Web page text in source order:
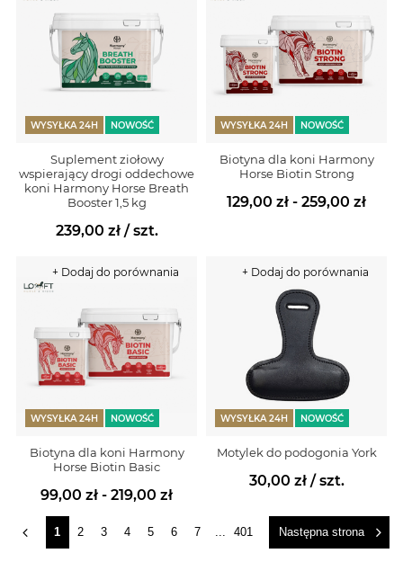
WYSYŁKA 24H NOWOŚĆ
Suplement ziołowy
wspierający drogi oddechowe
koni Harmony Horse Breath
Booster 1,5 kg
239,00 zł/ szt.
WYSYŁKA 24H NOWOŚĆ
Biotyna dla koni Harmony
Horse Biotin Strong
129,00 zł - 259,00 zł
WYSYŁKA 24H NOWOŚĆ
Biotyna dla koni Harmony
Horse Biotin Basic
99,00 zł - 219,00 zł
+ Dodaj do porównania
WYSYŁKA 24H NOWOŚĆ
Motylek do podogonia York
30,00 zł/ szt.
+ Dodaj do porównania
1 2 3 4 5 6 7 ... 401 Następna strona